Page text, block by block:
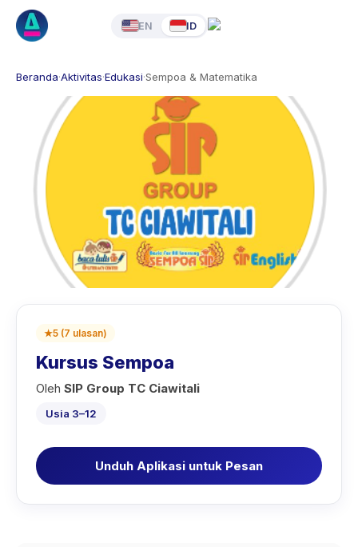
EN ID
Beranda·Aktivitas·Edukasi·Sempoa & Matematika
★5 (7 ulasan)
Kursus Sempoa
Oleh SIP Group TC Ciawitali
Usia 3–12
Unduh Aplikasi untuk Pesan